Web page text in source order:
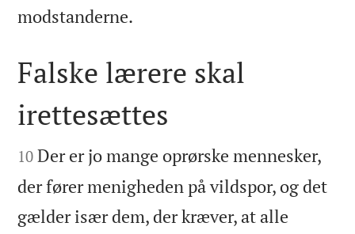
modstanderne.

Falske lærere skal
irettesættes

10 Der er jo mange oprørske mennesker,
der fører menigheden på vildspor, og det
gælder især dem, der kræver, at alle